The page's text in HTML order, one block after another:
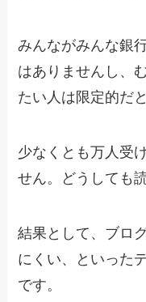
みんながみんな銀
はありませんし、
たい人は限定的だ
少なくとも万人受
せん。どうしても
結果として、ブロ
にくい、といった
です。